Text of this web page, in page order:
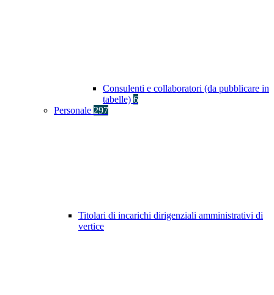
Consulenti e collaboratori (da pubblicare in
tabelle) 6
Personale 297
Titolari di incarichi dirigenziali amministrativi di
vertice